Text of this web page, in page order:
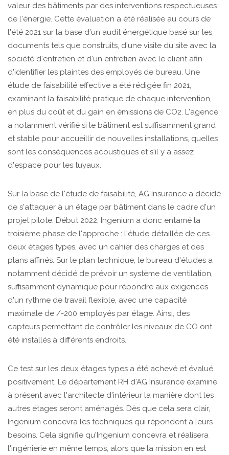
valeur des bâtiments par des interventions respectueuses
de l'énergie. Cette évaluation a été réalisée au cours de
l'été 2021 sur la base d'un audit énergétique basé sur les
documents tels que construits, d'une visite du site avec la
société d'entretien et d'un entretien avec le client afin
d'identifier les plaintes des employés de bureau. Une
étude de faisabilité effective a été rédigée fin 2021,
examinant la faisabilité pratique de chaque intervention,
en plus du coût et du gain en émissions de CO2. L'agence
a notamment vérifié si le bâtiment est suffisamment grand
et stable pour accueillir de nouvelles installations, quelles
sont les conséquences acoustiques et s'il y a assez
d'espace pour les tuyaux.
Sur la base de l'étude de faisabilité, AG Insurance a décidé
de s'attaquer à un étage par bâtiment dans le cadre d'un
projet pilote. Début 2022, Ingenium a donc entamé la
troisième phase de l'approche : l'étude détaillée de ces
deux étages types, avec un cahier des charges et des
plans affinés. Sur le plan technique, le bureau d'études a
notamment décidé de prévoir un système de ventilation,
suffisamment dynamique pour répondre aux exigences
d'un rythme de travail flexible, avec une capacité
maximale de /-200 employés par étage. Ainsi, des
capteurs permettant de contrôler les niveaux de CO ont
été installés à différents endroits.
Ce test sur les deux étages types a été achevé et évalué
positivement. Le département RH d'AG Insurance examine
à présent avec l'architecte d'intérieur la manière dont les
autres étages seront aménagés. Dès que cela sera clair,
Ingenium concevra les techniques qui répondent à leurs
besoins. Cela signifie qu'Ingenium concevra et réalisera
l'ingénierie en même temps, alors que la mission en est